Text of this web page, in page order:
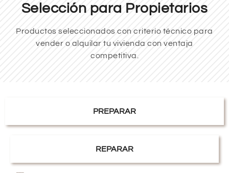
Selección para Propietarios
Productos seleccionados con criterio técnico para
vender o alquilar tu vivienda con ventaja
competitiva.
PREPARAR
REPARAR